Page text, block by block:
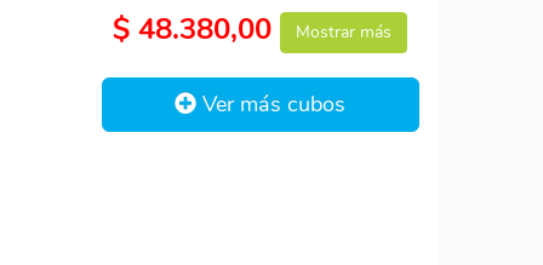
$ 48.380,00 Mostrar más
Ver más cubos